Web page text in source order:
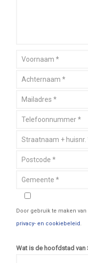
Door gebruik te maken
privacy- en cookiebeleid.
Wat is de hoofdstad van